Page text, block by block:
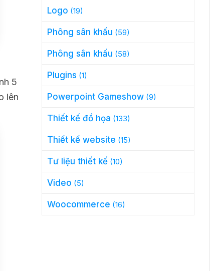
5
lên
Logo (19)
Phông sân khấu (59)
Phông sân khấu (58)
Plugins (1)
Powerpoint Gameshow(9)
Thiết kế đồ họa (133)
Thiết kế website (15)
Tư liệu thiết kế(10)
Video (5)
Woocommerce (16)